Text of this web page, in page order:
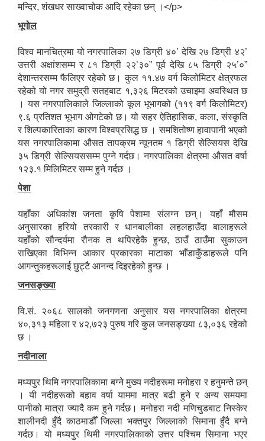
मन्दिर, शंखधर साख्वाचोक आदि रहेका छन् ।</p>
भूगोल
विश्व मानचित्रमा यो नगरपालिका २७ डिग्री ४०’ देखि २७ डिग्री ४२’
उत्तरी अक्षांशसम्म र ८१ डिग्री २२’३०” पूर्व देखि ८५ डिग्री २५’०”
देशान्तरसम्म फैलिएर रहेको छ। कुल ११.४७ वर्ग किलोमिटर क्षेत्रफल
रहेको यो नगर समुद्री सतहबाट १,३२६ मिटरको उचाइमा अवस्थित छ
। यस नगरपालिकाले जिल्लाको कूल भूभागको (११९ वर्ग किलोमिटर)
९.६ प्रतिशत भूभाग ओगटेको छ। यो सहर ऐतिहासिक, कला, संस्कृति
र शिल्पकारिताका कारण विश्वप्रसिद्ध छ । समशितोष्ण हावापानी भएको
यस नगरपालिकामा औसत तापक्रम न्यूनतम १ डिग्री सेल्सियस देखि
३५ डिग्री सेल्सियससम्म पुग्ने गर्दछ। नगरपालिका क्षेत्रमा औसत वर्षा
१२३.१ मिलिमिटर सम्म हुने गर्दछ ।
पेशा
यहाँका अधिकांश जनता कृषि पेशामा संलग्न छन्। यहाँ मौसम
अनुसारका हरियो तरकारी र धानबालीका लहलहाउँदा बालाहरूले
यहाँको सौन्दर्यमा रौनक त थपिरहेकै हुन्छ, ठाउँ ठाउँमा सुकाउन
राखिएका विभिन्न आकार प्रकारका माटाका भाँडाकुँडाहरूले पनि
आगन्तुकहरूलाई छुट्टै आनन्द दिइरहेको हुन्छ ।
जनसङ्ख्या
वि.सं. २०६८ सालको जनगणना अनुसार यस नगरपालिका क्षेत्रमा
४०,३१३ महिला र ४२,७२३ पुरुष गरि कुल जनसङ्ख्या ८३,०३६ रहेको
छ ।
नदीनाला
मध्यपुर थिमि नगरपालिकामा बग्ने मुख्य नदीहरूमा मनोहरा र हनुमन्ते छन्
। यी नदीहरूको बहाव वर्षा याममा मात्र बढी हुने र अन्य समयमा
पानीको मात्रा ज्यादै कम हुने गर्दछ। मनोहरा नदी मणिचुडबाट निस्केर
शालीनदी हुँदै काठमाडौँ जिल्ला भक्तपुर जिल्लाको सिमाना हुँदै बग्ने
गर्दछ। यो मध्यपुर थिमी नगरपालिकाको उत्तर पश्चिम सिमाना भएर